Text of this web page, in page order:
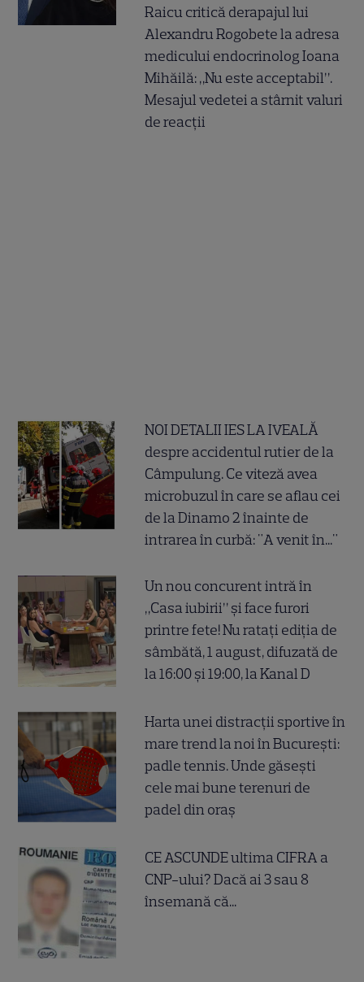
Raicu critică derapajul lui
Alexandru Rogobete la adresa
medicului endocrinolog Ioana
Mihăilă: „Nu este acceptabil”.
Mesajul vedetei a stârnit valuri
de reacții
NOI DETALII IES LA IVEALĂ
despre accidentul rutier de la
Câmpulung. Ce viteză avea
microbuzul în care se aflau cei
de la Dinamo 2 înainte de
intrarea în curbă: "A venit în..."
Un nou concurent intră în
„Casa iubirii” și face furori
printre fete! Nu ratați ediția de
sâmbătă, 1 august, difuzată de
la 16:00 și 19:00, la Kanal D
Harta unei distracții sportive în
mare trend la noi în București:
padle tennis. Unde găsești
cele mai bune terenuri de
padel din oraș
CE ASCUNDE ultima CIFRA a
CNP-ului? Dacă ai 3 sau 8
însemană că...